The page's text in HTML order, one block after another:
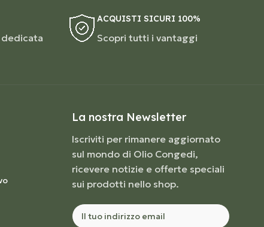
ACQUISTI SICURI 100%
Scopri tutti i vantaggi
La nostra Newsletter
Iscriviti per rimanere aggiornato
sul mondo di Olio Congedi,
ricevere notizie e offerte speciali
sui prodotti nello shop.